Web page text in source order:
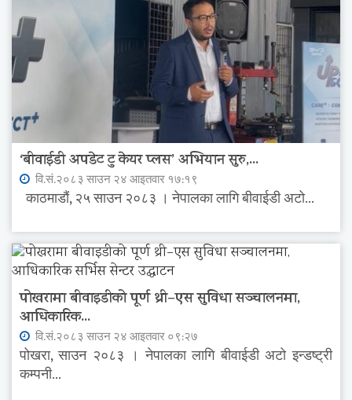
‘बीवाईडी अपडेट टु केयर प्लस’ अभियान सुरु,...
वि.सं.२०८३ साउन २४ आइतवार १७:१९
काठमाडौं, २५ साउन २०८३ । नेपालका लागि बीवाईडी अटो...
पोखरामा बीवाइडीको पूर्ण थ्री–एस सुविधा सञ्चालनमा,
आधिकारिक...
वि.सं.२०८३ साउन २४ आइतवार ०९:२७
पोखरा, साउन २०८३ । नेपालका लागि बीवाईडी अटो इन्डष्ट्री
कम्पनी...